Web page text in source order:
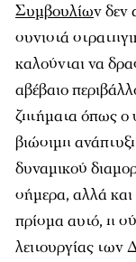
Συμβουλίων δεν
συνιστά
καλούνται να
αβέβαιο
ζητήματα όπως ο
βιώσιμη
δυναμικού
σήμερα, αλλά και
πρίσμα αυτό, η
λειτουργίας των